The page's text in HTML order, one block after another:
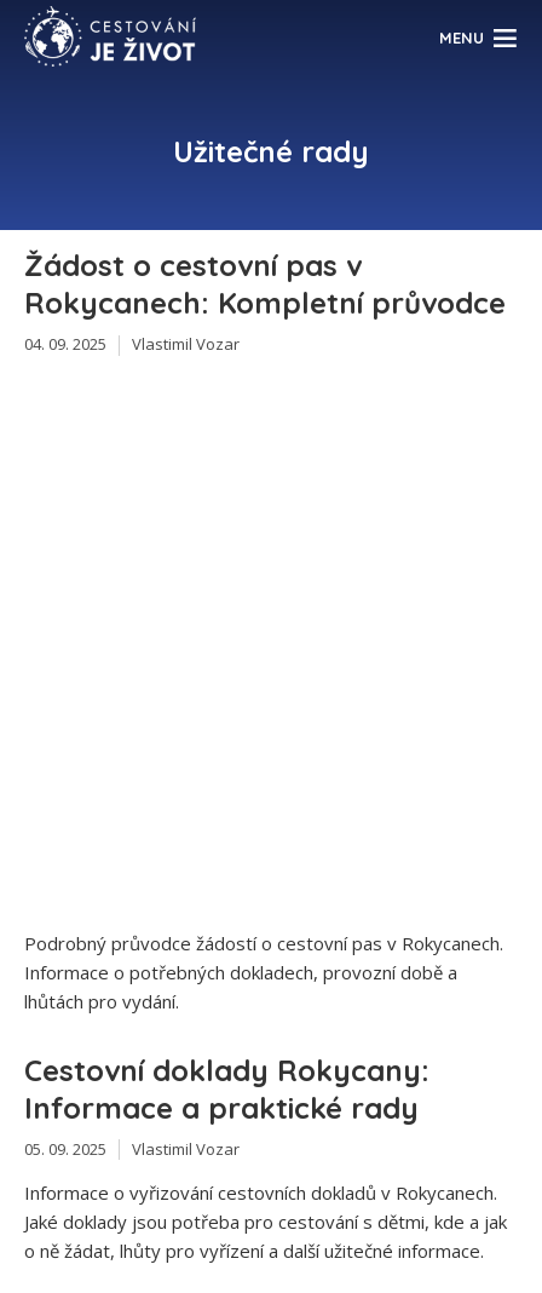
MENU
Užitečné rady
Žádost o cestovní pas v
Rokycanech: Kompletní průvodce
04. 09. 2025 Vlastimil Vozar
Podrobný průvodce žádostí o cestovní pas v Rokycanech.
Informace o potřebných dokladech, provozní době a
lhůtách pro vydání.
Cestovní doklady Rokycany:
Informace a praktické rady
05. 09. 2025 Vlastimil Vozar
Informace o vyřizování cestovních dokladů v Rokycanech.
Jaké doklady jsou potřeba pro cestování s dětmi, kde a jak
o ně žádat, lhůty pro vyřízení a další užitečné informace.